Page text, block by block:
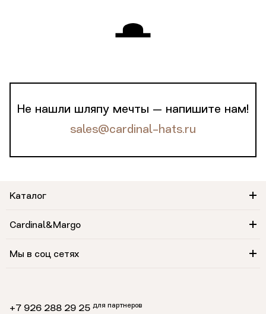
Не нашли шляпу мечты — напишите нам!
sales@cardinal-hats.ru
Каталог
Cardinal&Margo
Мы в соц сетях
+7 926 288 29 25 для партнеров